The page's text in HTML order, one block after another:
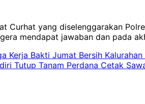
Curhat yang diselenggarakan
mendapat jawaban dan pada
Kerja Bakti Jumat Bersih
Tutup Tanam Perdana Cetak